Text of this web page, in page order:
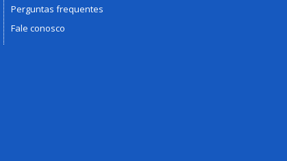
Perguntas frequentes
Fale conosco